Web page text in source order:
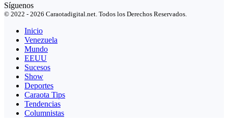
Síguenos
© 2022 - 2026 Caraotadigital.net. Todos los Derechos Reservados.
Inicio
Venezuela
Mundo
EEUU
Sucesos
Show
Deportes
Caraota Tips
Tendencias
Columnistas